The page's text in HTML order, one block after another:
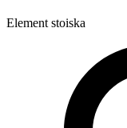
Element stoiska